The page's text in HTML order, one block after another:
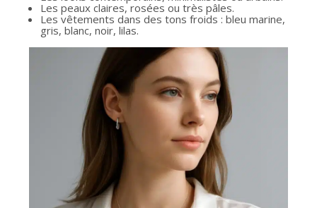
Les peaux claires, rosées ou très pâles.
Les vêtements dans des tons froids : bleu marine,
gris, blanc, noir, lilas.